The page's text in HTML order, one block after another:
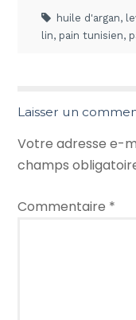
huile d'argan,
lin, pain tunisien,
Laisser un
Votre adresse e-
champs
Commentaire *